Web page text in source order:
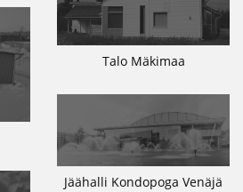
Talo Mäkimaa
Jäähalli Kondopoga Venäjä